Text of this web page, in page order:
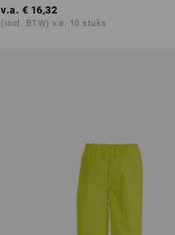
v.a. € 16,32
(incl. BTW) v.a. 10 stuks